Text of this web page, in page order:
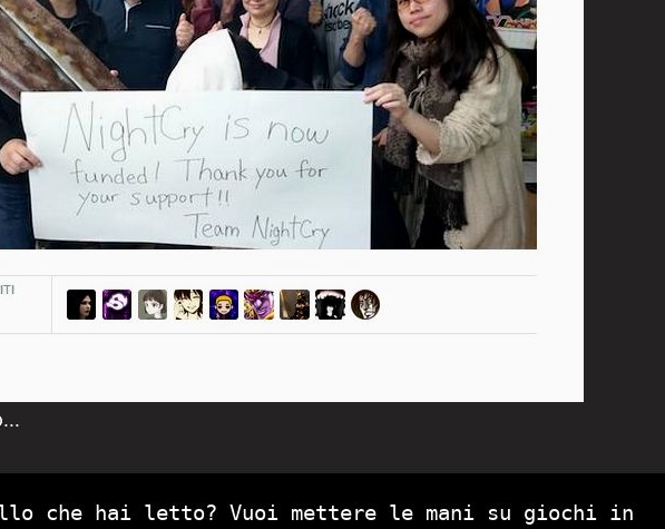
che hai letto? Vuoi mettere le mani su giochi in